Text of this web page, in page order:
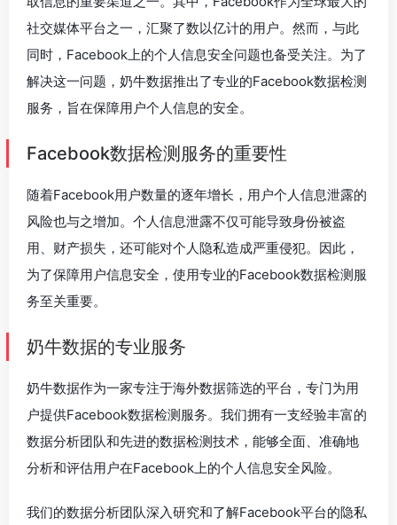
社交媒体平台之一，汇聚了数以亿计的用户。然而，与此
同时，Facebook上的个人信息安全问题也备受关注。为了
解决这一问题，奶牛数据推出了专业的Facebook数据检测
服务，旨在保障用户个人信息的安全。
Facebook数据检测服务的重要性
随着Facebook用户数量的逐年增长，用户个人信息泄露的
风险也与之增加。个人信息泄露不仅可能导致身份被盗
用、财产损失，还可能对个人隐私造成严重侵犯。因此，
为了保障用户信息安全，使用专业的Facebook数据检测服
务至关重要。
奶牛数据的专业服务
奶牛数据作为一家专注于海外数据筛选的平台，专门为用
户提供Facebook数据检测服务。我们拥有一支经验丰富的
数据分析团队和先进的数据检测技术，能够全面、准确地
分析和评估用户在Facebook上的个人信息安全风险。
我们的数据分析团队深入研究和了解Facebook平台的隐私